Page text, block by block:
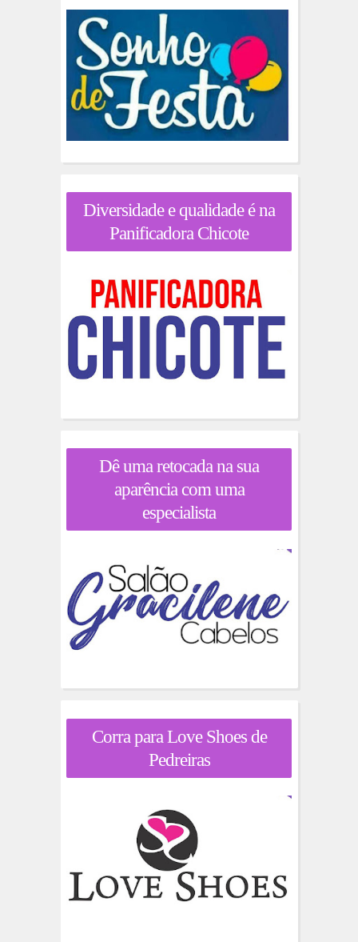
Diversidade e qualidade é na
Panificadora Chicote
Dê uma retocada na sua
aparência com uma
especialista
Corra para Love Shoes de
Pedreiras